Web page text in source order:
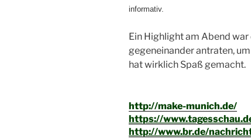
informativ.
Ein Highlight am Abend
gegeneinander antraten,
hat wirklich Spaß gemacht.
http://make-munich.de/
https://
http://www.br.de/